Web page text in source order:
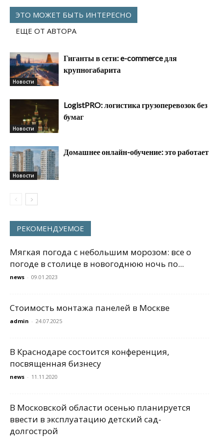
ЭТО МОЖЕТ БЫТЬ ИНТЕРЕСНО
ЕЩЕ ОТ АВТОРА
Новости
Гиганты в сети: e-commerce для
крупногабарита
Новости
LogistPRO: логистика грузоперевозок без
бумаг
Новости
Домашнее онлайн-обучение: это работает
РЕКОМЕНДУЕМОЕ
Мягкая погода с небольшим морозом: все о
погоде в столице в новогоднюю ночь по...
news - 09.01.2023
Стоимость монтажа панелей в Москве
admin - 24.07.2025
В Краснодаре состоится конференция,
посвященная бизнесу
news - 11.11.2020
В Московской области осенью планируется
ввести в эксплуатацию детский сад-
долгострой